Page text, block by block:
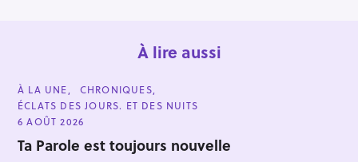
À lire aussi
C
A
T
E
O
R
À LA UNE
CHRONIQUES
ÉCLATS DES JOURS. ET DES NUITS
6 AOÛT 2026
Ta Parole est toujours nouvelle